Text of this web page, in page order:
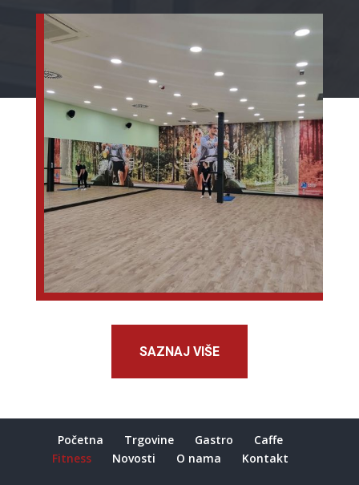
SAZNAJ VIŠE
Početna Trgovine Gastro
Caffe
Fitness
Novosti O nama Kontakt